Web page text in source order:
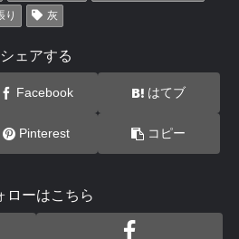
り 灰
シェアする
Facebook はてブ
Pinterest コピー
ローはこちら